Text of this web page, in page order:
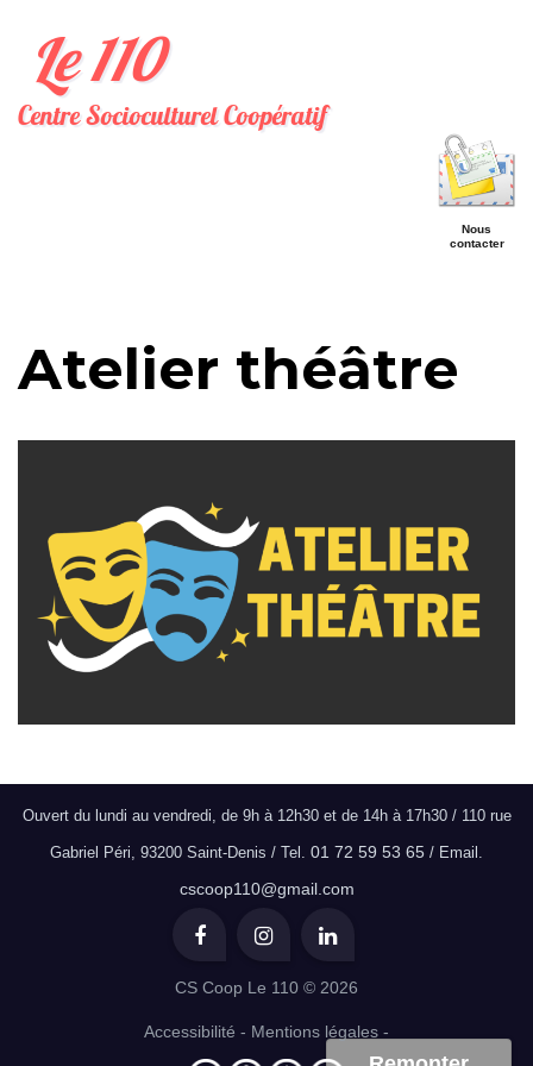
Le 110
Centre Socioculturel Coopératif
Nous
contacter
Atelier théâtre
Ouvert du lundi au vendredi, de 9h à 12h30 et de 14h à 17h30 / 110 rue
Gabriel Péri, 93200 Saint-Denis / Tel. 01 72 59 53 65 / Email.
cscoop110@gmail.com
CS Coop Le 110 © 2026
Accessibilité - Mentions légales -